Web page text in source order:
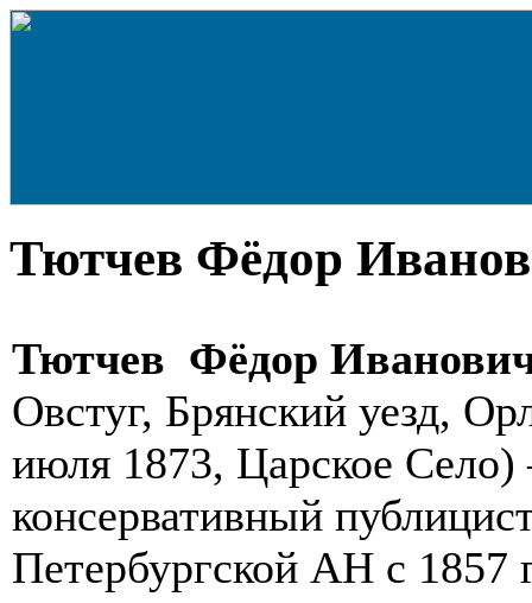
Тютчев Фёдор
Тютчев Фёдор
Овстуг, Брянский уезд,
июля 1873, Царское
консервативный
Петербургской АН с 1857